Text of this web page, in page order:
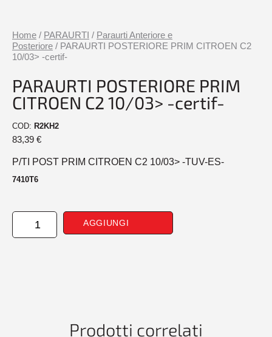
Home / PARAURTI / Paraurti Anteriore e
Posteriore / PARAURTI POSTERIORE PRIM CITROEN C2
10/03> -certif-
PARAURTI POSTERIORE PRIM
CITROEN C2 10/03> -certif-
COD: R2KH2
83,39 €
P/TI POST PRIM CITROEN C2 10/03> -TUV-ES-
7410T6
PARAURTI
POSTERIORE
AGGIUNGI
Prodotti correlati